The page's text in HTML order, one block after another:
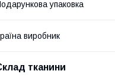
упаковка
виробник
тканини